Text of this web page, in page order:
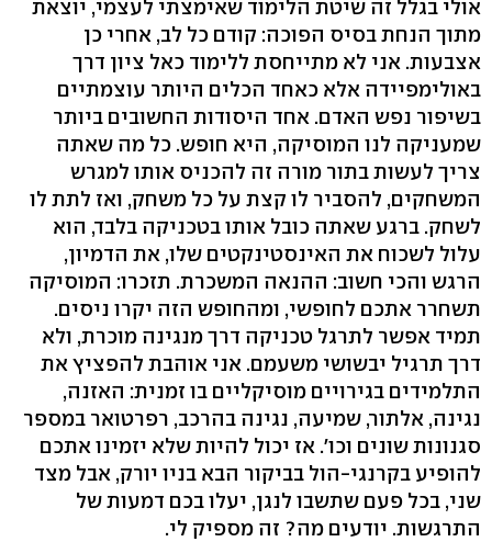
אולי בגלל זה שיטת הלימוד שאימצתי לעצמי, יוצאת
מתוך הנחת בסיס הפוכה: קודם כל לב, אחרי כן
אצבעות. אני לא מתייחסת ללימוד כאל ציון דרך
באולימפיידה אלא כאחד הכלים היותר עוצמתיים
בשיפור נפש האדם. אחד היסודות החשובים ביותר
שמעניקה לנו המוסיקה, היא חופש. כל מה שאתה
צריך לעשות בתור מורה זה להכניס אותו למגרש
המשחקים, להסביר לו קצת על כל משחק, ואז לתת לו
לשחק. ברגע שאתה כובל אותו בטכניקה בלבד, הוא
עלול לשכוח את האינסטינקטים שלו, את הדמיון,
הרגש והכי חשוב: ההנאה המשכרת. תזכרו: המוסיקה
תשחרר אתכם לחופשי, ומהחופש הזה יקרו ניסים.
תמיד אפשר לתרגל טכניקה דרך מנגינה מוכרת, ולא
דרך תרגיל יבשושי משעמם. אני אוהבת להפציץ את
התלמידים בגירויים מוסיקליים בו זמנית: האזנה,
נגינה, אלתור, שמיעה, נגינה בהרכב, רפרטואר במספר
סגנונות שונים וכו'. אז יכול להיות שלא יזמינו אתכם
להופיע בקרנגי-הול בביקור הבא בניו יורק, אבל מצד
שני, בכל פעם שתשבו לנגן, יעלו בכם דמעות של
התרגשות. יודעים מה? זה מספיק לי.